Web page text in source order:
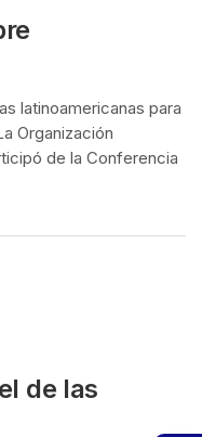
latinoamericanas para
Organización
de la Conferencia
de las